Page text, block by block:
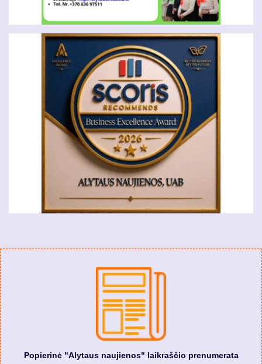
Popierinė "Alytaus naujienos" laikraščio prenumerata